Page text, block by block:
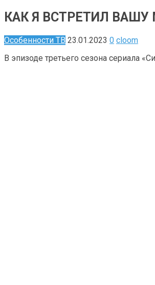
КАК Я ВСТРЕТИЛ
Особенности ТВ 23.01.2023 0 cloom
В эпизоде ​​третьего сезона сериала